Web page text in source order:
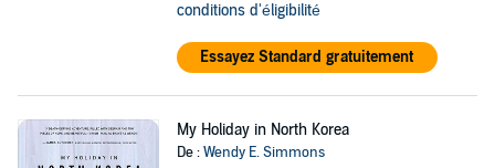
conditions d'éligibilité
Essayez Standard gratuitement
My Holiday in North Korea
De :Wendy E. Simmons